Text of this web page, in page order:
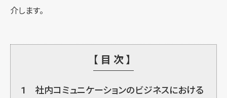
介します。
【目次】
1
社内コミュニケーションのビジネスにおける